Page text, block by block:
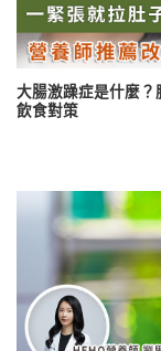
大腸激躁症是什麼
飲食對策